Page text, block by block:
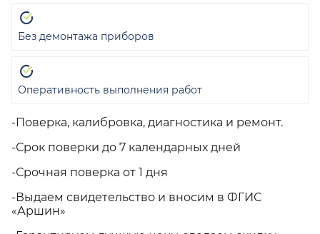
-Поверка, калибровка, диагностика и ремонт.
-Срок поверки до 7 календарных дней
-Срочная поверка от 1 дня
-Выдаем свидетельство и вносим в ФГИС
«Аршин»
Без демонтажа приборов
Оперативность выполнения работ